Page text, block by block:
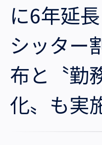
沿革・受賞歴
に6年延
シッター
布と〝勤
化〟も